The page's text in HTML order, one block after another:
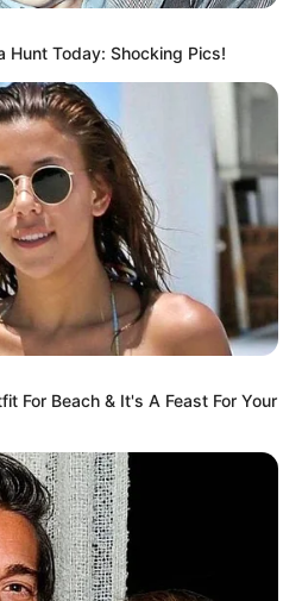
: se o benefício existe para
nocivo após o tempo máximo
lo a continuar nesse mesmo
mínima contradiz a própria razão
Hunt Today: Shocking Pics!
For Beach & It's A Feast For Your